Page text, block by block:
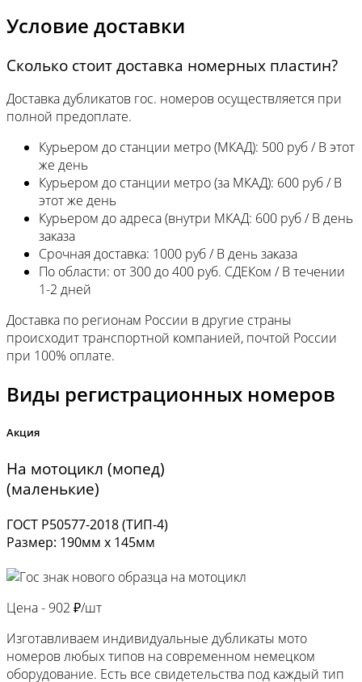
Условие доставки
Сколько стоит доставка номерных пластин?
Доставка дубликатов гос. номеров осуществляется при
полной предоплате.
Курьером до станции метро (МКАД): 500 руб / В этот
же день
Курьером до станции метро (за МКАД): 600 руб / В
этот же день
Курьером до адреса (внутри МКАД: 600 руб / В день
заказа
Срочная доставка: 1000 руб / В день заказа
По области: от 300 до 400 руб. СДЕКом / В течении
1-2 дней
Доставка по регионам России в другие страны
происходит транспортной компанией, почтой России
при 100% оплате.
Виды регистрационных номеров
Акция
На мотоцикл (мопед)
(маленькие)
ГОСТ Р50577-2018 (ТИП-4)
Размер: 190мм х 145мм
Цена - 902 ₽/шт
Изготавливаем индивидуальные дубликаты мото
номеров любых типов на современном немецком
оборудование. Есть все свидетельства под каждый тип